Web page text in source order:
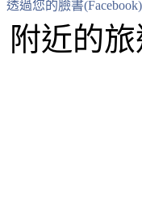
透過您的臉書
附近的